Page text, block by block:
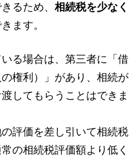
るため、 相続税を少なく
ます。
る場合は、第三者に「借
権利）」があり、相続が
してもらうことはできま
評価を差し引いて相続税
の相続税評価額より低く